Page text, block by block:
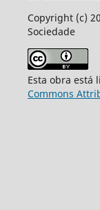
Copyright (c)
Sociedade
Esta obra está
Commons